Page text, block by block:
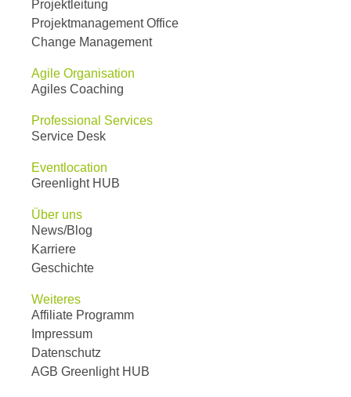
Projektleitung
Projektmanagement Office
Change Management
Agile Organisation
Agiles Coaching
Professional Services
Service Desk
Eventlocation
Greenlight HUB
Über uns
News/Blog
Karriere
Geschichte
Weiteres
Affiliate Programm
Impressum
Datenschutz
AGB Greenlight HUB